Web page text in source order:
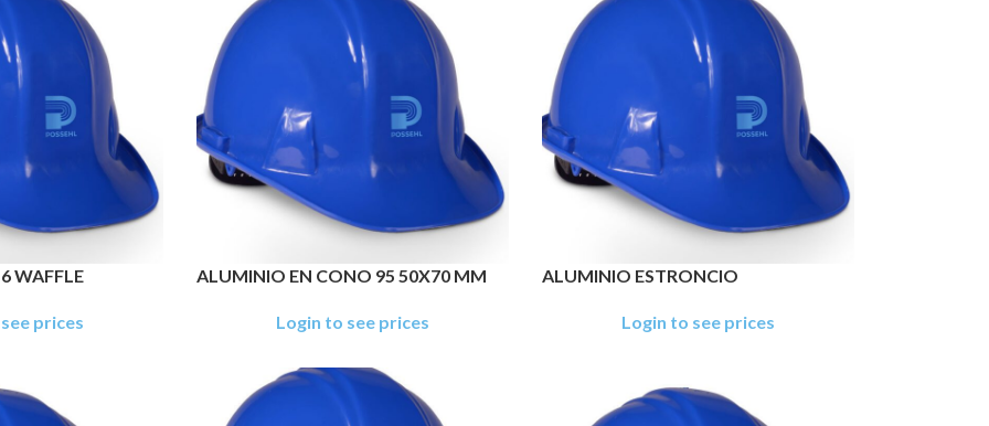
WAFFLE
prices
ALUMINIO EN CONO 95 50X70 MM
Login to see prices
ALUMINIO ESTRONCIO
Login to see prices